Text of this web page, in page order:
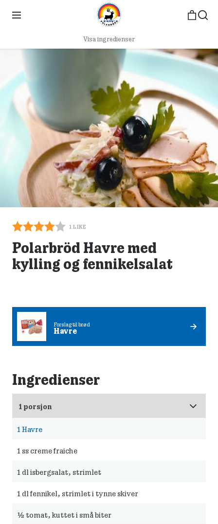
Visa ingredienser
1 LIKE
Polarbröd Havre med
kylling og fennikelsalat
Forslag til brød
Havre
Ingredienser
1Havre
1 ss creme fraiche
1 dl isbergsalat, strimlet
1 dl fennikel, strimlet i tynne skiver
½ tomat, kuttet i små biter